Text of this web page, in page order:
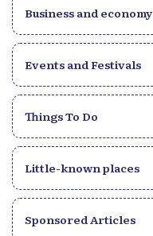
Business and economy
Events and Festivals
Things To Do
Little-known places
Sponsored Articles